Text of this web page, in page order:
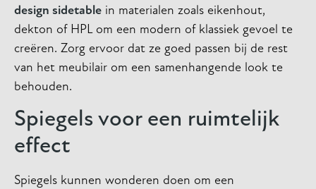
design sidetable in materialen zoals eikenhout,
dekton of HPL om een modern of klassiek gevoel te
creëren. Zorg ervoor dat ze goed passen bij de rest
van het meubilair om een samenhangende look te
behouden.
Spiegels voor een ruimtelijk
effect
Spiegels kunnen wonderen doen om een